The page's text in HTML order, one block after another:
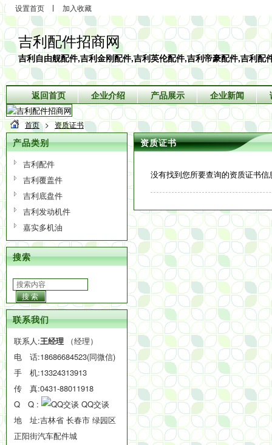
设置首页 加入收藏
吉利配件招商网
吉利自由舰配件,吉利金刚配件,吉利英伦配件,吉利帝豪配件,吉利配
返回首页 企业介绍 产品展示 企业新闻
首页 > 资质证书
产品类别
吉利配件
吉利覆盖件
吉利底盘件
吉利发动机件
嘉实多机油
搜索
搜索
联系我们
联系人:王经理 （经理）
电 话:18686684523(同微信)
手 机:13324313913
传 真:0431-88011918
Q Q :
QQ交谈
地 址:吉林省 长春市 绿园区
正阳街汽车配件城
资质证书
没有找到您所要查询的资质证书信